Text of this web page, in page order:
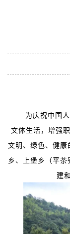
为庆祝中国
文体生活，增强
文明、绿色、健
乡、上堡乡（平
建